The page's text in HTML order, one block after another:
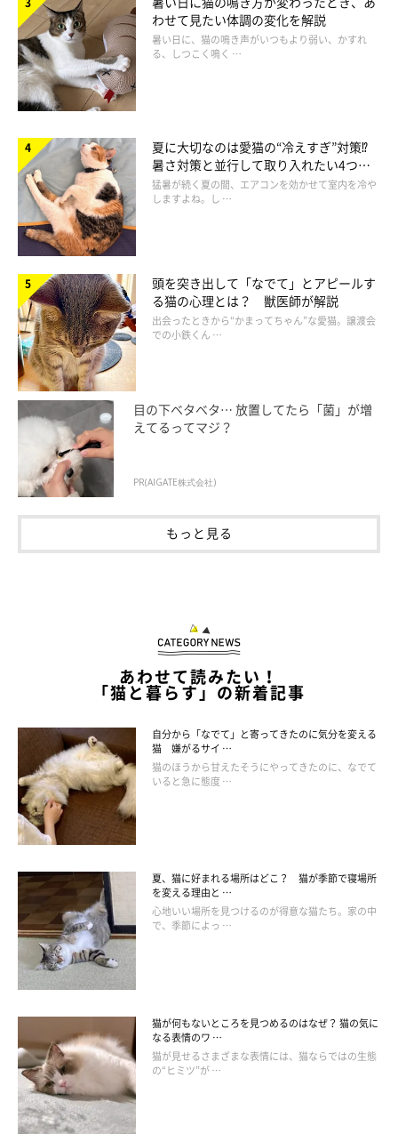
「アオーン」と鳴くことが多い猫は寂しがり
ねこのきもち投稿写真ギャラリー
少し低めの遠吠えのような「アオーン」の鳴き声には、不安な気
れるので、大きいほど、長いほど不安は強く、この鳴き方が多い
猫は寂しがり屋の性格といえるかもしれません。
猫は言葉を発しない動物ですが、さまざまな方法で飼い主さんに
気持ちを伝えています。「鳴き声」は、その手段のひとつ。愛猫
の気持ちをしっかり受け取るためにも、理解の仕方を知っておき
たいですね。
お話を伺った先生／小野寺温先生（帝京科学大学助教 動物看護
師）
わせて見たい体調の変化を解説
暑い日に、猫の鳴き声がいつもより弱い、かすれ
る、しつこく鳴く …
夏に大切なのは愛猫の“冷えすぎ”対策⁉
暑さ対策と並行して取り入れたい4つの
工夫
猛暑が続く夏の間、エアコンを効かせて室内を冷や
しますよね。し …
頭を突き出して「なでて」とアピールす
る猫の心理とは？ 獣医師が解説
出会ったときから“かまってちゃん”な愛猫。譲渡会
での小鉄くん …
目の下ベタベタ… 放置してたら「菌」が増
えてるってマジ？
PR(AIGATE株式会社)
もっと見る
あわせて読みたい！
「猫と暮らす」の新着記事
自分から「なでて」と寄ってきたのに気分を変える
猫 嫌がるサイ …
猫のほうから甘えたそうにやってきたのに、なでて
いると急に態度 …
夏、猫に好まれる場所はどこ？ 猫が季節で寝場所
を変える理由と …
心地いい場所を見つけるのが得意な猫たち。家の中
で、季節によっ …
猫が何もないところを見つめるのはなぜ？ 猫の気に
なる表情のワ …
猫が見せるさまざまな表情には、猫ならではの生態
の“ヒミツ”が …